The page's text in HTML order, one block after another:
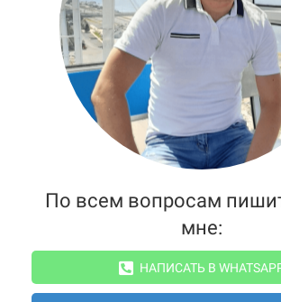
По всем вопросам
мне:
НАПИСАТЬ В